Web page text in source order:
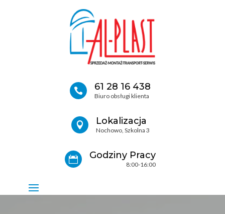
 61 28 16 438
Biuro obsługi klienta
 Lokalizacja
Nochowo, Szkolna 3
 Godziny Pracy
8:00-16:00